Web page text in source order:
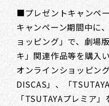
■プレゼントキャンペ
キャンペーン期間中に
ョッピング」で、劇場
キ」関連作品等を購入
オンラインショッピン
DISCAS」、「
「TSUTAYAプレミア